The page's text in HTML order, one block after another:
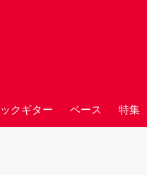
クギター ベース 特集